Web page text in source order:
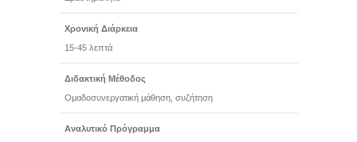
Χρονική Διάρκεια
15-45 λεπτά
Διδακτική Μέθοδος
Ομαδοσυνεργατική μάθηση, συζήτηση
Αναλυτικό Πρόγραμμα